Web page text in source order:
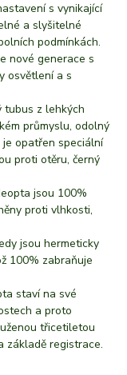
s vynikající
a slyšitelné
podmínkách.
nové generace s
osvětlení a s
tubus z lehkých
průmyslu, odolný
je opatřen speciální
proti otěru, černý
jsou 100%
proti vlhkosti,
jsou hermeticky
100% zabraňuje
staví na své
a proto
třicetiletou
základě registrace.